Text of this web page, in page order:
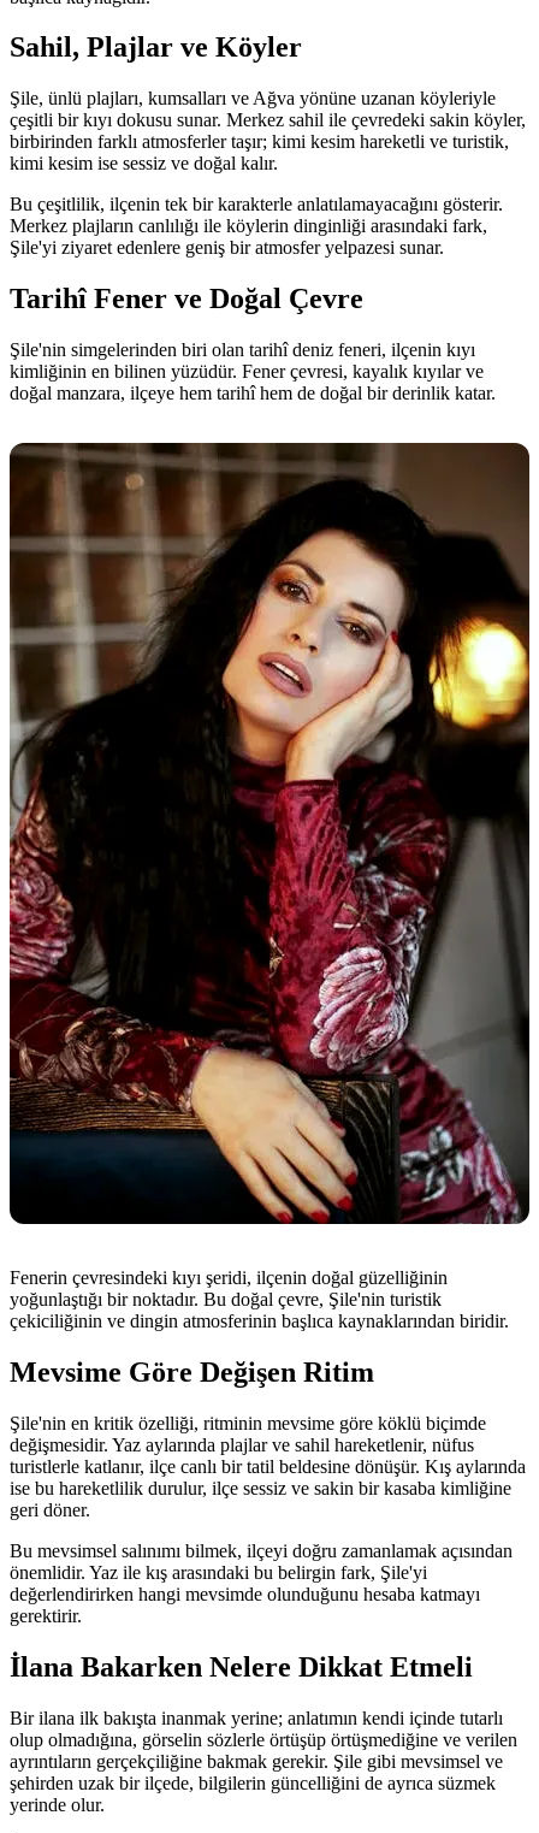
Sahil, Plajlar ve Köyler
Şile, ünlü plajları, kumsalları ve Ağva yönüne uzanan köyleriyle
çeşitli bir kıyı dokusu sunar. Merkez sahil ile çevredeki sakin köyler,
birbirinden farklı atmosferler taşır; kimi kesim hareketli ve turistik,
kimi kesim ise sessiz ve doğal kalır.
Bu çeşitlilik, ilçenin tek bir karakterle anlatılamayacağını gösterir.
Merkez plajların canlılığı ile köylerin dinginliği arasındaki fark,
Şile'yi ziyaret edenlere geniş bir atmosfer yelpazesi sunar.
Tarihî Fener ve Doğal Çevre
Şile'nin simgelerinden biri olan tarihî deniz feneri, ilçenin kıyı
kimliğinin en bilinen yüzüdür. Fener çevresi, kayalık kıyılar ve
doğal manzara, ilçeye hem tarihî hem de doğal bir derinlik katar.
Fenerin çevresindeki kıyı şeridi, ilçenin doğal güzelliğinin
yoğunlaştığı bir noktadır. Bu doğal çevre, Şile'nin turistik
çekiciliğinin ve dingin atmosferinin başlıca kaynaklarından biridir.
Mevsime Göre Değişen Ritim
Şile'nin en kritik özelliği, ritminin mevsime göre köklü biçimde
değişmesidir. Yaz aylarında plajlar ve sahil hareketlenir, nüfus
turistlerle katlanır, ilçe canlı bir tatil beldesine dönüşür. Kış aylarında
ise bu hareketlilik durulur, ilçe sessiz ve sakin bir kasaba kimliğine
geri döner.
Bu mevsimsel salınımı bilmek, ilçeyi doğru zamanlamak açısından
önemlidir. Yaz ile kış arasındaki bu belirgin fark, Şile'yi
değerlendirirken hangi mevsimde olunduğunu hesaba katmayı
gerektirir.
İlana Bakarken Nelere Dikkat Etmeli
Bir ilana ilk bakışta inanmak yerine; anlatımın kendi içinde tutarlı
olup olmadığına, görselin sözlerle örtüşüp örtüşmediğine ve verilen
ayrıntıların gerçekçiliğine bakmak gerekir. Şile gibi mevsimsel ve
şehirden uzak bir ilçede, bilgilerin güncelliğini de ayrıca süzmek
yerinde olur.